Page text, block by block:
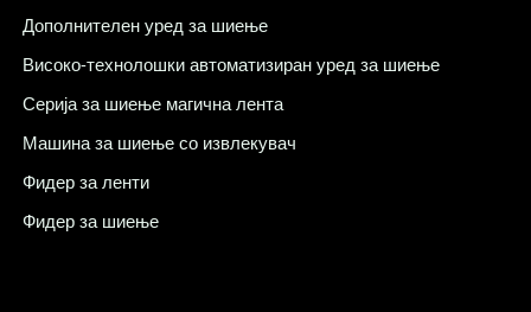
Дополнителен уред за шиење
Високо-технолошки автоматизиран уред за шиење
Серија за шиење магична лента
Машина за шиење со извлекувач
Фидер за ленти
Фидер за шиење